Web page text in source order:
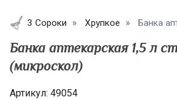
3 Сороки Хрупкое Банка
Банка аптекарская 1,5 л
(микроскол)
Артикул: 49054